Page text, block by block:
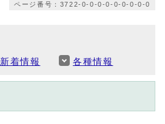
ページ番号：3722-0-0-0-0-0-0-0-0-0
新着情報 各種情報